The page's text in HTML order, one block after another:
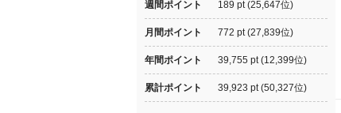
週間ポイント 189 pt (25,647位)
月間ポイント 772 pt (27,839位)
年間ポイント 39,755 pt (12,399位)
累計ポイント 39,923 pt (50,327位)